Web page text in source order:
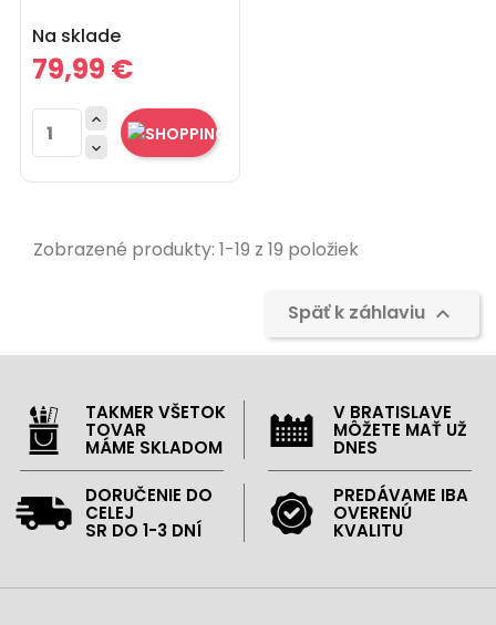
Na sklade
Cena
79,99 €


Zobrazené produkty: 1-19 z 19 položiek
Späť k záhlaviu 
TAKMER VŠETOK
TOVAR
MÁME SKLADOM
V BRATISLAVE
MÔŽETE MAŤ UŽ
DNES
DORUČENIE DO
CELEJ
SR DO 1-3 DNÍ
PREDÁVAME IBA
OVERENÚ
KVALITU